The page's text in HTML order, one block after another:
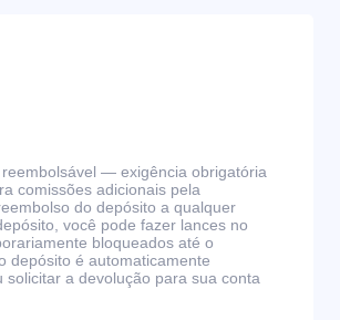
— exigência obrigatória
comissões adicionais pela
do depósito a qualquer
você pode fazer lances no
bloqueados até o
depósito é automaticamente
a devolução para sua conta